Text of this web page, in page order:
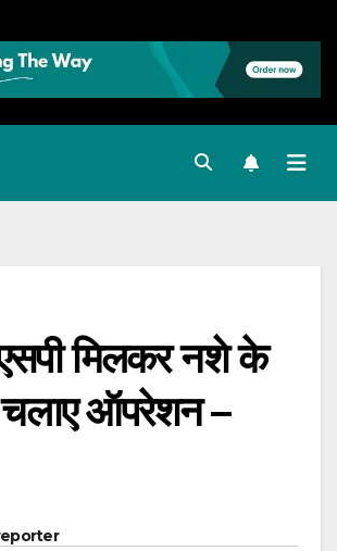
मिलकर नशे के
ऑपरेशन –